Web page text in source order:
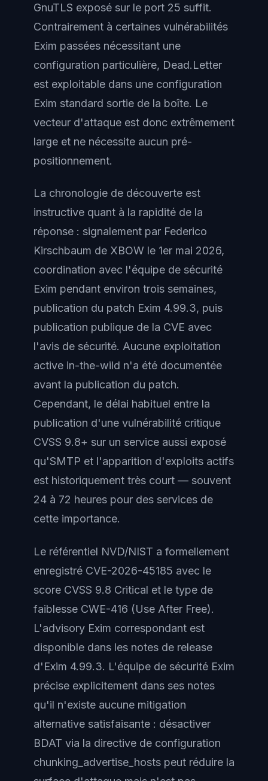
GnuTLS exposé sur le port 25 suffit.
Contrairement à certaines vulnérabilités
Exim passées nécessitant une
configuration particulière, Dead.Letter
est exploitable dans une configuration
Exim standard sortie de la boîte. Le
vecteur d'attaque est donc extrêmement
large et ne nécessite aucun pré-
positionnement.
La chronologie de découverte est
instructive quant à la rapidité de la
réponse : signalement par Federico
Kirschbaum de XBOW le 1er mai 2026,
coordination avec l'équipe de sécurité
Exim pendant environ trois semaines,
publication du patch Exim 4.99.3, puis
publication publique de la CVE avec
l'avis de sécurité. Aucune exploitation
active in-the-wild n'a été documentée
avant la publication du patch.
Cependant, le délai habituel entre la
publication d'une vulnérabilité critique
CVSS 9.8+ sur un service aussi exposé
qu'SMTP et l'apparition d'exploits actifs
est historiquement très court — souvent
24 à 72 heures pour des services de
cette importance.
Le référentiel NVD/NIST a formellement
enregistré CVE-2026-45185 avec le
score CVSS 9.8 Critical et le type de
faiblesse CWE-416 (Use After Free).
L'advisory Exim correspondant est
disponible dans les notes de release
d'Exim 4.99.3. L'équipe de sécurité Exim
précise explicitement dans ses notes
qu'il n'existe aucune mitigation
alternative satisfaisante : désactiver
BDAT via la directive de configuration
chunking_advertise_hosts peut réduire la